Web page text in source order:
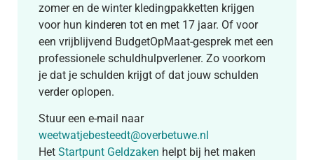
zomer en de winter kledingpakketten krijgen
voor hun kinderen tot en met 17 jaar. Of voor
een vrijblijvend BudgetOpMaat-gesprek met een
professionele schuldhulpverlener. Zo voorkom
je dat je schulden krijgt of dat jouw schulden
verder oplopen.
Stuur een e-mail naar
weetwatjebesteedt@overbetuwe.nl
Het Startpunt Geldzaken helpt bij het maken